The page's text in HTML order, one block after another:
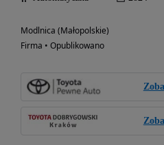
Modlnica (Małopolskie)
Firma • Opublikowano